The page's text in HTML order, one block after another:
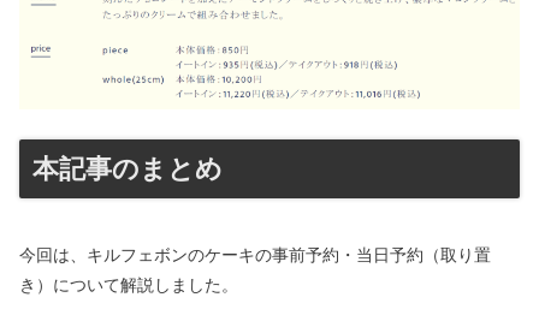
本記事のまとめ
今回は、キルフェボンのケーキの事前予約・当日予約（取り置
き）について解説しました。